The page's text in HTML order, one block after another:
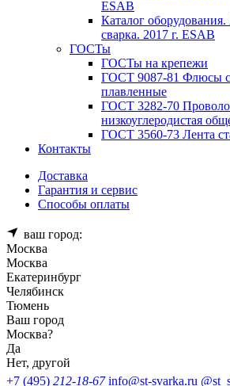
ESAB
Каталог
сварка. 2017 г. ESAB
ГОСТы
ГОСТы на крепежи
ГОСТ 9087-81 Флюсы
плавленные
ГОСТ 3282-70
низкоуглеродистая
ГОСТ 3560-73 Лента
Контакты
Доставка
Гарантия и сервис
Способы оплаты
ваш город:
Москва
Москва
Екатеринбург
Челябинск
Тюмень
Ваш город
Москва?
Да
Нет, другой
+7 (495) 212-18-67 info@st-svarka.ru